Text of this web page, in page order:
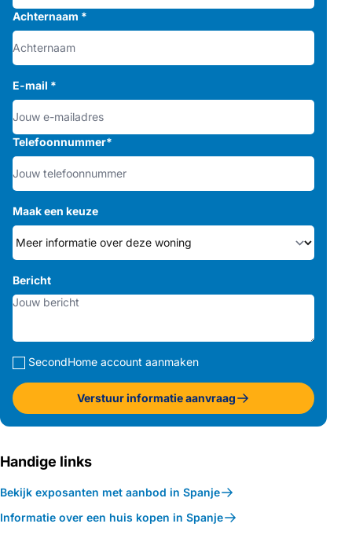
Achternaam *
E-mail *
Telefoonnummer*
Maak een keuze
Bericht
SecondHome account aanmaken
Verstuur informatie aanvraag
Handige links
Bekijk exposanten met aanbod in Spanje
Informatie over een huis kopen in Spanje